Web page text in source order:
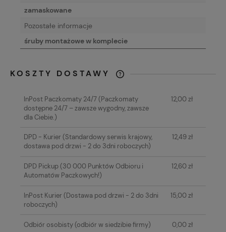
zamaskowane
Pozostałe informacje
śruby montażowe w komplecie
KOSZTY DOSTAWY
KOSZTÓW PŁATNOŚCI
InPost Paczkomaty 24/7(Paczkomaty
dostępne 24/7 – zawsze wygodny, zawsze
dla Ciebie.)
12,00 zł
DPD - Kurier(Standardowy serwis krajowy,
dostawa pod drzwi - 2 do 3dni roboczych)
12,49 zł
DPD Pickup(30 000 Punktów Odbioru i
Automatów Paczkowych!)
12,60 zł
InPost Kurier(Dostawa pod drzwi - 2 do 3dni
roboczych)
15,00 zł
Odbiór osobisty(odbiór w siedzibie firmy) 0,00 zł